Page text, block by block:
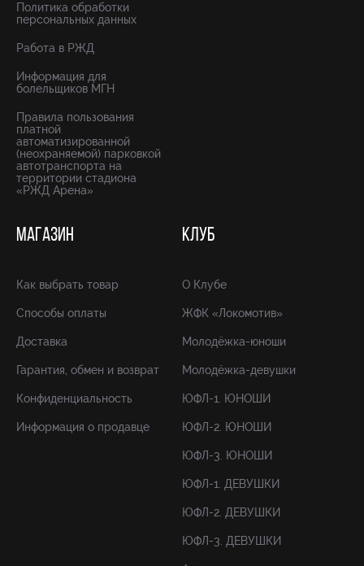
Политика обработки
персональных данных
Работа в РЖД
Информация для
болельщиков МГН
Правила пользования
платной
автоматизированной
(неохраняемой) парковкой
автотранспорта на
территории стадиона
«РЖД Арена»
МАГАЗИН
Как выбрать товар
Способы оплаты
Доставка
Гарантия, обмен и возврат
Конфиденциальность
Информация о продавце
КЛУБ
О Клубе
ЖФК «Локомотив»
Молодёжка-юноши
Молодёжка-девушки
ЮФЛ-1. ЮНОШИ
ЮФЛ-2. ЮНОШИ
ЮФЛ-3. ЮНОШИ
ЮФЛ-1. ДЕВУШКИ
ЮФЛ-2. ДЕВУШКИ
ЮФЛ-3. ДЕВУШКИ